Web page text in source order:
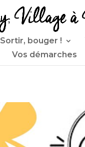
Sortir, bouger !
Vos démarches